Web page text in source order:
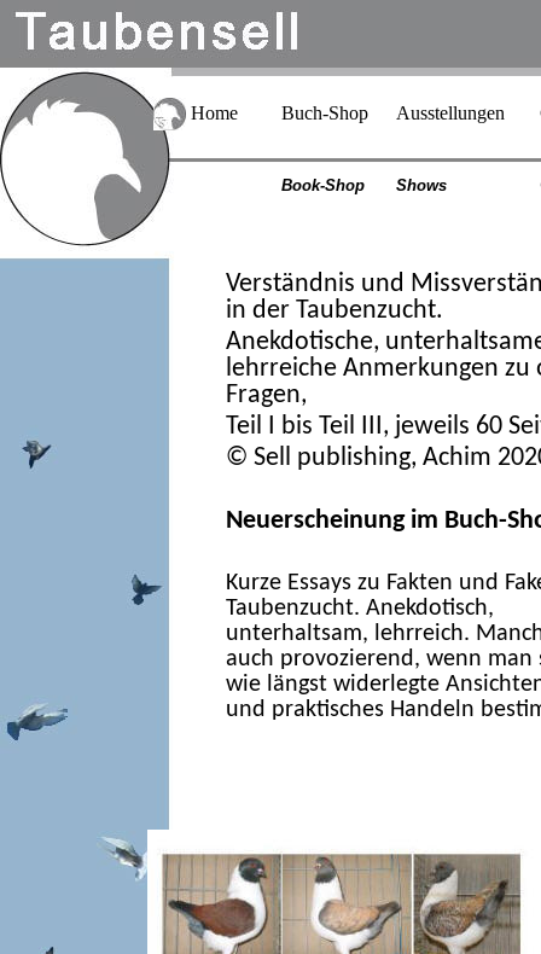
Home Buch-Shop Ausstellungen
Book-Shop Shows
Verständnis und
in der Taubenzucht.
Anekdotische,
lehrreiche Anmerkungen zu
Fragen,
Teil I bis Teil III, jeweils 60
© Sell publishing, Achim
Neuerscheinung im Buch-
Kurze Essays zu Fakten und
Taubenzucht. Anekdotisch,
unterhaltsam, lehrreich.
auch provozierend, wenn man
wie längst widerlegte
und praktisches Handeln